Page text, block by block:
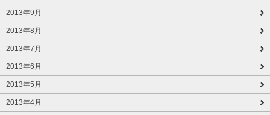
2013年9月
2013年8月
2013年7月
2013年6月
2013年5月
2013年4月